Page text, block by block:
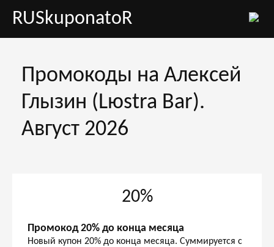
RUSkuponatoR
Промокоды на Алексей
Глызин (Lюstra Bar).
Август 2026
20%
Промокод 20% до конца месяца
Новый купон 20% до конца месяца. Суммируется с